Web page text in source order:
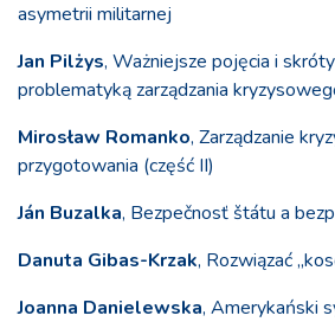
asymetrii militarnej
Jan Pilżys, Ważniejsze pojęcia i
problematyką zarządzania
Mirosław Romanko, Zarządzanie
przygotowania (część II)
Ján Buzalka, Bezpečnosť štátu a
Danuta Gibas-Krzak, Rozwiązać
Joanna Danielewska, Amerykański